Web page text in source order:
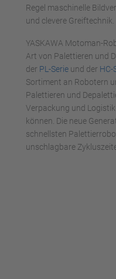
Regel maschinelle
und clevere Greiftechnik.
YASKAWA Motoman-
Art von Palettieren und
der PL-Serie und der HC-
Sortiment an Robotern
Palettieren und
Verpackung und
können. Die neue
schnellsten
unschlagbare